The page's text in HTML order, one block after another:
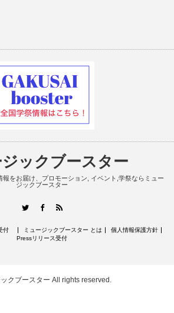
ジックブースター
報をお届け、プロモーション, イベント,学祭ならミュー
ジックブースター
TwitterFacebook
付 ミュージックブースター とは
個人情報保護方針
Pressリリース受付
クブースター All rights reserved.